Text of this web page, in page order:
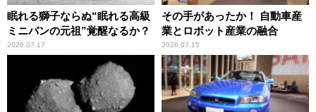
眠れる獅子ならぬ“眠れる高級
ミニバンの元祖”覚醒なるか？
2026.07.17
その手があったか！ 自動車産
業とロボット産業の融合
2026.07.15